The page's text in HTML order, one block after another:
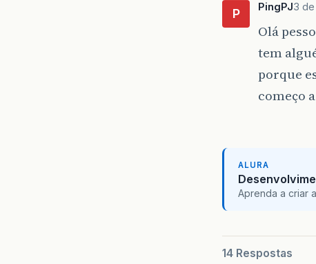
P PingPJ3
Olá
tem
porque
começo
ALURA
Aprenda a criar
14 Respostas